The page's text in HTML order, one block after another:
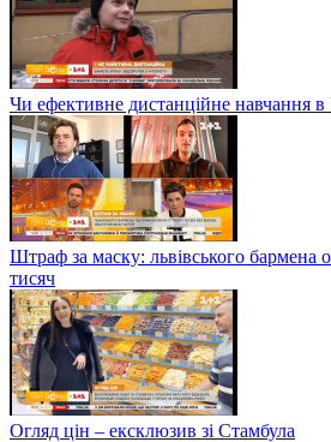
Чи ефективне дистанційне навчання в
Штраф за маску: львівського бармена
тисяч
Огляд цін – ексклюзив зі Стамбула